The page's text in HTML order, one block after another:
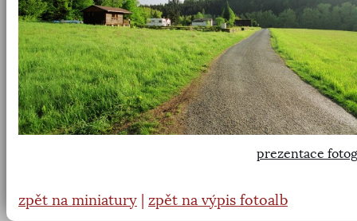
prezentace
zpět na miniatury zpět na výpis fotoalb